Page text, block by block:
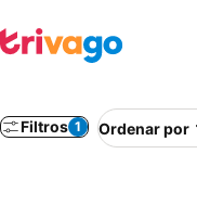
Filtros 1 Ordenar por